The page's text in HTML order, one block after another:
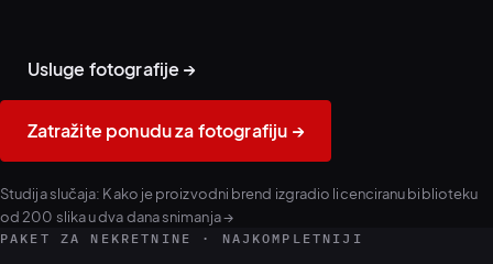
Usluge fotografije →
Zatražite ponudu za fotografiju →
Studija slučaja: Kako je proizvodni brend izgradio licenciranu biblioteku
od 200 slika u dva dana snimanja →
PAKET ZA NEKRETNINE · NAJKOMPLETNIJI